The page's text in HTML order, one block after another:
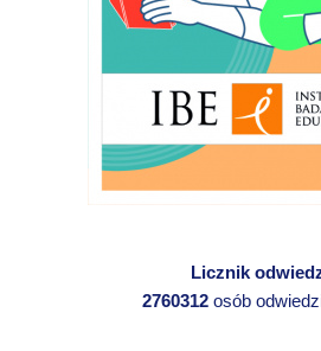
Licznik
2760312osób